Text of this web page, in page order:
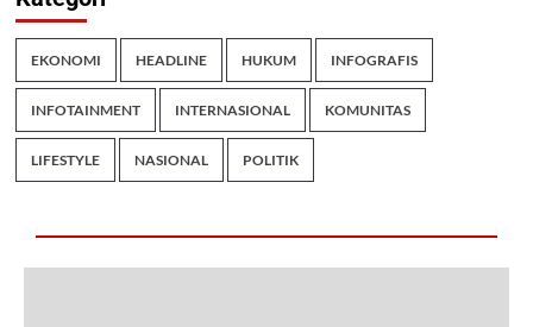
EKONOMI HEADLINE HUKUM INFOGRAFIS
INFOTAINMENT INTERNASIONAL KOMUNITAS
LIFESTYLE NASIONAL POLITIK